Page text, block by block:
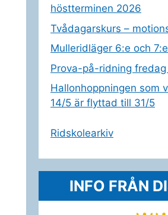
höstterminen 2026
Tvådagarskurs –
Mulleridläger 6:e och
Prova-på-ridning
Hallonhoppningen som
14/5 är flyttad till 31/5
Ridskolearkiv
INFO FRÅN